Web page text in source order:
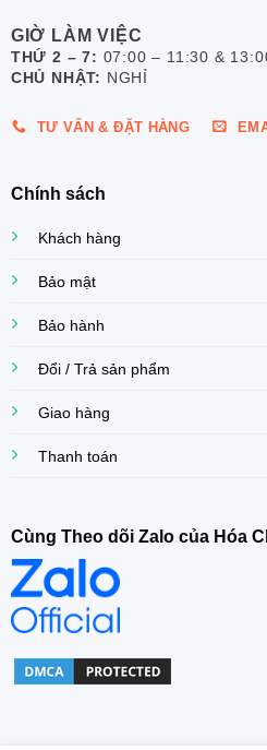
GIỜ LÀM VIỆC
THỨ 2 – 7: 07:00 – 11:30 &
CHỦ NHẬT: NGHỈ
TƯ VẤN & ĐẶT HÀNG
Chính sách
Khách hàng
Bảo mật
Bảo hành
Đổi / Trả sản phẩm
Giao hàng
Thanh toán
Cùng Theo dõi Zalo của Hóa